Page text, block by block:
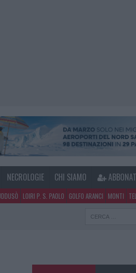
NECROLOGIE CHI SIAMO
LOIRI P. S. PAOLO GOLFO ARANCI MONTI